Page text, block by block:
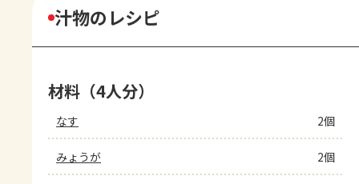
汁物のレシピ
材料（4人分）
なす 2個
みょうが 2個